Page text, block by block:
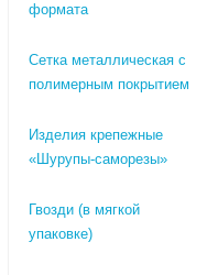
формата
Сетка металлическая с
полимерным покрытием
Изделия крепежные
«Шурупы-саморезы»
Гвозди (в мягкой
упаковке)